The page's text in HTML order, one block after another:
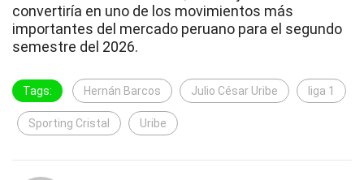
convertiría en uno de los movimientos más
importantes del mercado peruano para el segundo
semestre del 2026.
Tags: Hernán Barcos Julio César Uribe liga 1
Sporting Cristal Uribe